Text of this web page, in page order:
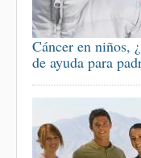
Cáncer en niños,
de ayuda para